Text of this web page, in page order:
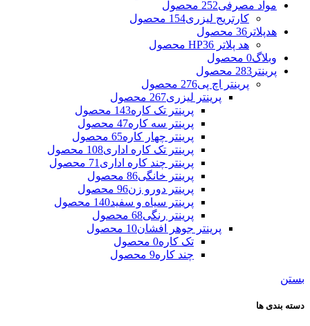
مواد مصرفی252 محصول
کارتریج لیزری154 محصول
هدپلاتر 36 محصول
هد پلاتر HP 36 محصول
وبلاگ0 محصول
پرینتر 283 محصول
پرینتر اچ پی276 محصول
پرینتر لیزری267 محصول
پرینتر تک کاره143 محصول
پرینتر سه کاره47 محصول
پرینتر چهار کاره65 محصول
پرینتر تک کاره اداری108 محصول
پرینتر چند کاره اداری 71 محصول
پرینتر خانگی86 محصول
پرینتر دورو زن96 محصول
پرینتر سیاه و سفید140 محصول
پرینتر رنگی68 محصول
پرینتر جوهر افشان10 محصول
تک کاره0 محصول
چند کاره9 محصول
بستن
دسته بندی ها